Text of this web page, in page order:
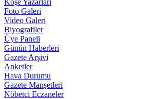
Foto Galeri
Video Galeri
Biyografiler
Üye Paneli
Günün Haberleri
Gazete Arşivi
Anketler
Hava Durumu
Gazete Manşetleri
Nöbetci Eczaneler